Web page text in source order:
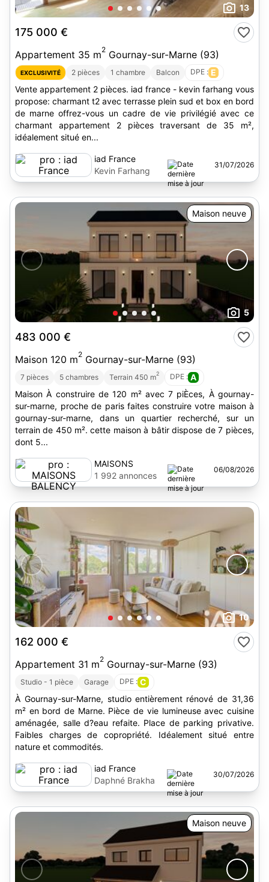
13
175 000 €
Appartement 35 m2 Gournay-sur-Marne (93)
EXCLUSIVITÉ 2 pièces 1 chambre Balcon DPE : E
Vente appartement 2 pièces. iad france - kevin farhang vous
propose: charmant t2 avec terrasse plein sud et box en bord
de marne offrez-vous un cadre de vie privilégié avec ce
charmant appartement 2 pièces traversant de 35 m²,
idéalement situé en...
iad France
Kevin Farhang
31/07/2026
Maison neuve
5
483 000 €
Maison 120 m2 Gournay-sur-Marne (93)
7 pièces 5 chambres Terrain 450 m2 DPE : A
Maison À construire de 120 m² avec 7 piÈces, À gournay-
sur-marne, proche de paris faites construire votre maison à
gournay-sur-marne, dans un quartier recherché, sur un
terrain de 450 m². cette maison à bâtir dispose de 7 pièces,
dont 5...
MAISONS
BALENCY
1 992 annonces
06/08/2026
10
162 000 €
Appartement 31 m2 Gournay-sur-Marne (93)
Studio - 1 pièce Garage DPE : C
À Gournay-sur-Marne, studio entièrement rénové de 31,36
m² en bord de Marne. Pièce de vie lumineuse avec cuisine
aménagée, salle d?eau refaite. Place de parking privative.
Faibles charges de copropriété. Idéalement situé entre
nature et commodités.
iad France
Daphné Brakha
30/07/2026
Maison neuve